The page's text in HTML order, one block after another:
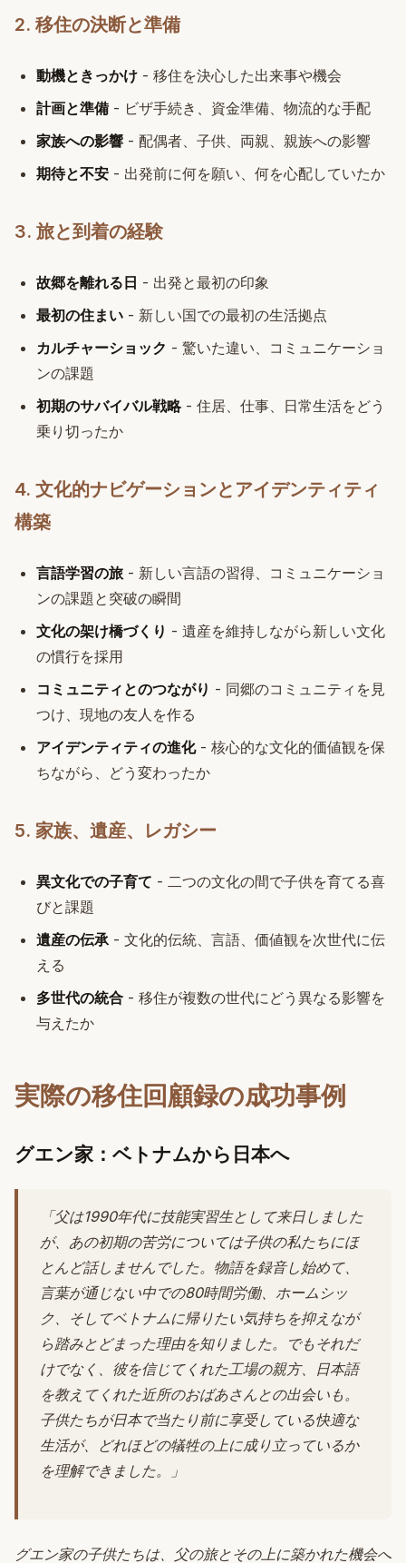
2. 移住の決断と準備
動機ときっかけ - 移住を決心した出来事や機会
計画と準備 - ビザ手続き、資金準備、物流的な手配
家族への影響 - 配偶者、子供、両親、親族への影響
期待と不安 - 出発前に何を願い、何を心配していたか
3. 旅と到着の経験
故郷を離れる日 - 出発と最初の印象
最初の住まい - 新しい国での最初の生活拠点
カルチャーショック - 驚いた違い、コミュニケーショ
ンの課題
初期のサバイバル戦略- 住居、仕事、日常生活をどう
乗り切ったか
4. 文化的ナビゲーションとアイデンティティ
構築
言語学習の旅 - 新しい言語の習得、コミュニケーショ
ンの課題と突破の瞬間
文化の架け橋づくり - 遺産を維持しながら新しい文化
の慣行を採用
コミュニティとのつながり - 同郷のコミュニティを見
つけ、現地の友人を作る
アイデンティティの進化- 核心的な文化的価値観を保
ちながら、どう変わったか
5. 家族、遺産、レガシー
異文化での子育て - 二つの文化の間で子供を育てる喜
びと課題
遺産の伝承- 文化的伝統、言語、価値観を次世代に伝
える
多世代の統合 - 移住が複数の世代にどう異なる影響を
与えたか
実際の移住回顧録の成功事例
グエン家：ベトナムから日本へ
「父は1990年代に技能実習生として来日しました
が、あの初期の苦労については子供の私たちにほ
とんど話しませんでした。物語を録音し始めて、
言葉が通じない中での80時間労働、ホームシッ
ク、そしてベトナムに帰りたい気持ちを抑えなが
ら踏みとどまった理由を知りました。でもそれだ
けでなく、彼を信じてくれた工場の親方、日本語
を教えてくれた近所のおばあさんとの出会いも。
子供たちが日本で当たり前に享受している快適な
生活が、どれほどの犠牲の上に成り立っているか
を理解できました。」
グエン家の子供たちは、父の旅とその上に築かれた機会へ